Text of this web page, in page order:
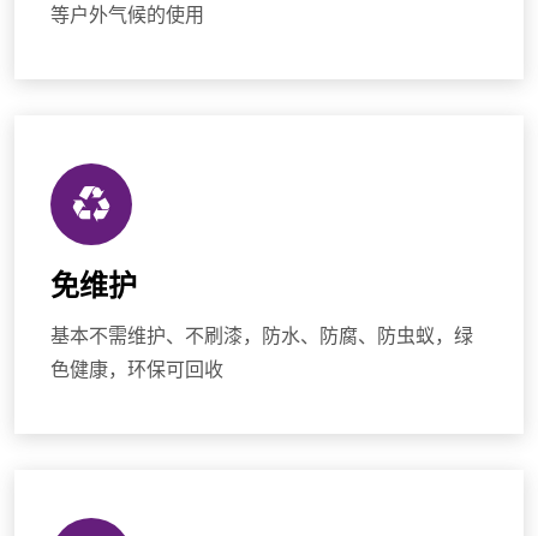
等户外气候的使用
免维护
基本不需维护、不刷漆，防水、防腐、防虫蚁，绿
色健康，环保可回收